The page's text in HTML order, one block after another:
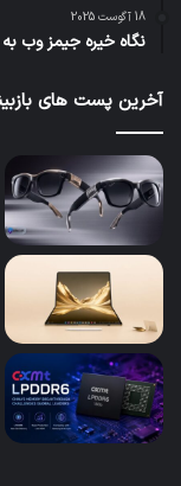
18 آگوست 2025
نگاه خیره جیمز وب به TRAPPIST-1d
آخرین پست های